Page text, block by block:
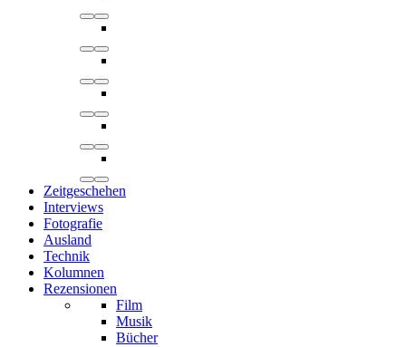
Zeitgeschehen
Interviews
Fotografie
Ausland
Technik
Kolumnen
Rezensionen
Film
Musik
Bücher